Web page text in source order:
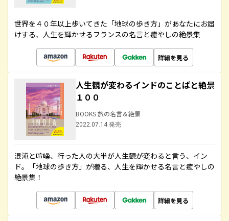
世界を４０年以上歩いてきた「地球の歩き方」があなたにお届
けする、人生を輝かせるフランスの名言と癒やしの絶景集
詳細を見る
人生観が変わるインドのことばと絶景
１００
BOOKS 旅の名言＆絶景
2022.07.14 発売
混沌と喧噪、行った人の大半が人生観が変わると言う、イン
ド。「地球の歩き方」が贈る、人生を輝かせる名言と癒やしの
絶景集！
詳細を見る